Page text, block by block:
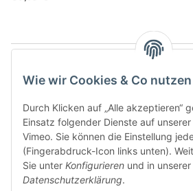
Artikel 1 - 20 von 20
Kategorien
Wie wir Cookies & Co nutzen
Durch Klicken auf „Alle akzeptieren“
Einsatz folgender Dienste auf unserer
Vimeo. Sie können die Einstellung
(Fingerabdruck-Icon links unten).
Sie unter Konfigurieren und in unserer
Datenschutzerklärung.